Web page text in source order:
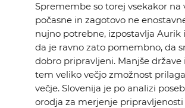
Spremembe so torej vsekakor na
počasne in zagotovo ne
nujno potrebne, izpostavlja Aurik
da je ravno zato pomembno, da
dobro pripravljeni. Manjše države
tem veliko večjo zmožnost
večje. Slovenija je po analizi
orodja za merjenje pripravljenosti